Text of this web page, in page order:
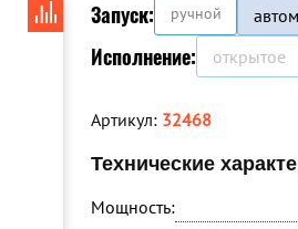
Запуск: ручной
Исполнение: открытое
Артикул: 32468
Технические
Мощность: